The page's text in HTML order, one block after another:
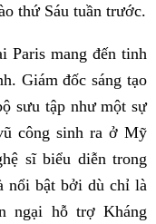
thứ Sáu tuần trước.
Paris mang đến tinh
Giám đốc sáng tạo
sưu tập như một sự
công sinh ra ở Mỹ
sĩ biểu diễn trong
nổi bật bởi dù chỉ là
ngại hỗ trợ Kháng